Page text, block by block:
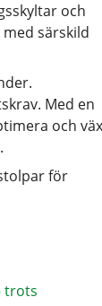
och
särskild
Med en
och
för
trots